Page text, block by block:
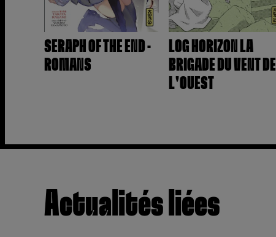
SERAPH OF THE END -
ROMANS
LOG HORIZON LA
BRIGADE DU VENT DE
L'OUEST
Actualités liées